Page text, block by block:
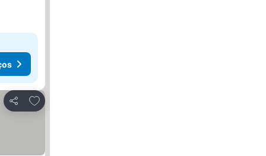
Partilhar
Adicionar aos favoritos